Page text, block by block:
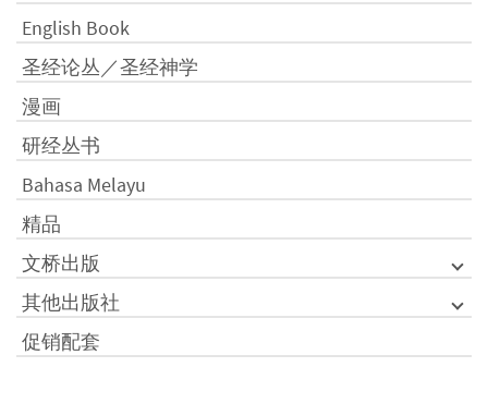
English Book
圣经论丛／圣经神学
漫画
研经丛书
Bahasa Melayu
精品
文桥出版
其他出版社
促销配套